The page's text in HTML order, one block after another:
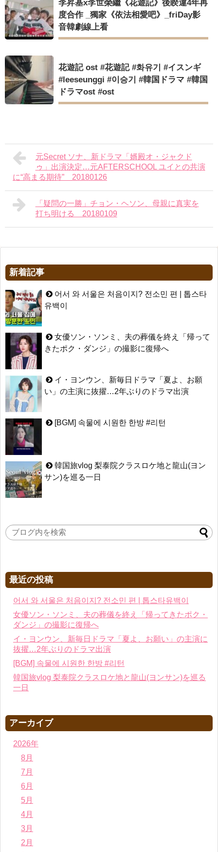
李昇基x李世榮繼《花遊記》後睽違4年再
度合作 _獨家《依法相愛吧》_friDay影
音韓劇線上看
花遊記 ost #花遊記 #화유기 #イスンギ
#leeseunggi #이승기 #韓国ドラマ #韓国
ドラマost #ost
元Secret ソナ、新ドラマ「婿殿オ・ジャクド
ゥ」出演決定…元AFTERSCHOOL ユイとの共演
に“高まる期待” 20180126
「疑問の一勝」チョン・ヘソン、母親に真実を
打ち明ける 20180109
新着記事
어서 와 서울은 처음이지? 전소민 편 | 톱스타
유백이
女優ソン・ソンミ、夫の葬儀を終え「帰って
きたポク・ダンジ」の撮影に復帰へ
イ・ヨンウン、新毎日ドラマ「夏よ、お願
い」の主演に抜擢…2年ぶりのドラマ出演
[BGM] 속물에 시원한 한방 #리턴
韓国旅vlog 梨泰院クラスロケ地と龍山(ヨン
サン)を巡る一日
最近の投稿
어서 와 서울은 처음이지? 전소민 편 | 톱스타유백이
女優ソン・ソンミ、夫の葬儀を終え「帰ってきたポク・
ダンジ」の撮影に復帰へ
イ・ヨンウン、新毎日ドラマ「夏よ、お願い」の主演に
抜擢…2年ぶりのドラマ出演
[BGM] 속물에 시원한 한방 #리턴
韓国旅vlog 梨泰院クラスロケ地と龍山(ヨンサン)を巡る
一日
アーカイブ
2026年
8月
7月
6月
5月
4月
3月
2月